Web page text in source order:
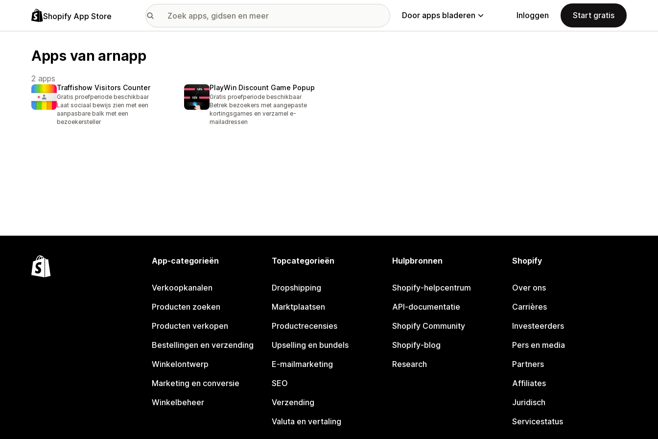
Shopify App Store Door apps bladeren Inloggen Start gratis
Apps van arnapp
2 apps
Traffishow Visitors Counter
Gratis proefperiode beschikbaar
Laat sociaal bewijs zien met een
aanpasbare balk met een
bezoekersteller
PlayWin Discount Game Popup
Gratis proefperiode beschikbaar
Betrek bezoekers met aangepaste
kortingsgames en verzamel e-
mailadressen
App-categorieën
Verkoopkanalen
Producten zoeken
Producten verkopen
Bestellingen en verzending
Winkelontwerp
Marketing en conversie
Winkelbeheer
Topcategorieën
Dropshipping
Marktplaatsen
Productrecensies
Upselling en bundels
E-mailmarketing
SEO
Verzending
Valuta en vertaling
Hulpbronnen
Shopify-helpcentrum
API-documentatie
Shopify Community
Shopify-blog
Research
Shopify
Over ons
Carrières
Investeerders
Pers en media
Partners
Affiliates
Juridisch
Servicestatus